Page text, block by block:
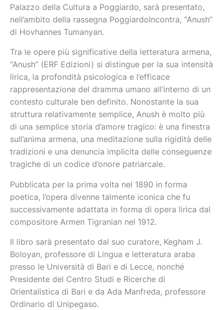
Palazzo della Cultura a Poggiardo, sarà presentato,
nell’ambito della rassegna PoggiardoIncontra, “Anush”
di Hovhannes Tumanyan.
Tra le opere più significative della letteratura armena,
“Anush” (ERF Edizioni) si distingue per la sua intensità
lirica, la profondità psicologica e l’efficace
rappresentazione del dramma umano all’interno di un
contesto culturale ben definito. Nonostante la sua
struttura relativamente semplice, Anush è molto più
di una semplice storia d’amore tragico: è una finestra
sull’anima armena, una meditazione sulla rigidità delle
tradizioni e una denuncia implicita delle conseguenze
tragiche di un codice d’onore patriarcale.
Pubblicata per la prima volta nel 1890 in forma
poetica, l’opera divenne talmente iconica che fu
successivamente adattata in forma di opera lirica dal
compositore Armen Tigranian nel 1912.
Il libro sarà presentato dal suo curatore, Kegham J.
Boloyan, professore di Lingua e letteratura araba
presso le Università di Bari e di Lecce, nonché
Presidente del Centro Studi e Ricerche di
Orientalistica di Bari e da Ada Manfreda, professore
Ordinario di Unipegaso.